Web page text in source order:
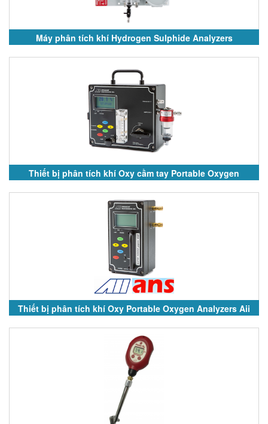
Máy phân tích khí Hydrogen Sulphide Analyzers
Thiết bị phân tích khí Oxy cầm tay Portable Oxygen
Analyzers for Purity Measurements
Thiết bị phân tích khí Oxy Portable Oxygen Analyzers Aii